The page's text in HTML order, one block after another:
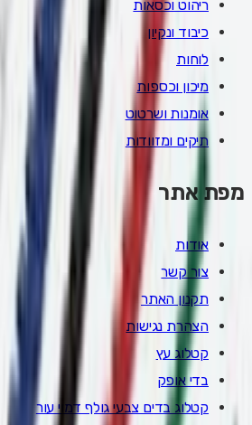
ריהוט וכסאות
כיבוד ונקיון
לוחות
מיכון וכספות
אומנות ושרטוט
תיקים ומזוודות
מפת אתר
אודות
צור קשר
תקנון האתר
הצהרת נגישות
קטלוג עץ
בדי אופק
קטלוג בדים צבעי גולף דמוי עור